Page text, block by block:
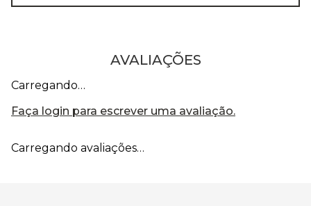
AVALIAÇÕES
Carregando…
Faça login para escrever uma avaliação.
Carregando avaliações…